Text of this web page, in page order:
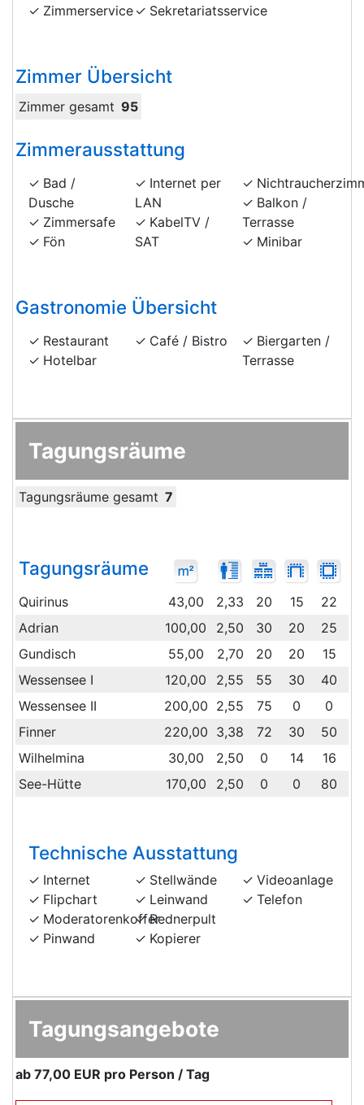
Zimmerservice Sekretariatsservice
Zimmer Übersicht
Zimmer gesamt 95
Zimmerausstattung
Bad /
Dusche
Zimmersafe
Fön
Internet per
LAN
KabelTV /
SAT
Balkon /
Terrasse
Minibar
Gastronomie Übersicht
Restaurant
Hotelbar
Café / Bistro
Biergarten /
Terrasse
Tagungsräume
Tagungsräume gesamt 7
Tagungsräume
Quirinus 43,00 2,33 20 15 22
Adrian
100,00 2,50 30 20 25
Gundisch
55,00 2,70 20 20 15
Wessensee I
120,00 2,55 55 30 40
Wessensee II
200,00 2,55 75 0 0
Finner
220,00 3,38 72 30 50
Wilhelmina
30,00 2,50 0 14 16
See-Hütte
170,00 2,50 0 0 80
Technische Ausstattung
Internet
Flipchart
Moderatorenkoffer
Pinwand
Stellwände
Leinwand
Rednerpult
Kopierer
Videoanlage
Telefon
Tagungsangebote
ab 77,00 EUR pro Person / Tag